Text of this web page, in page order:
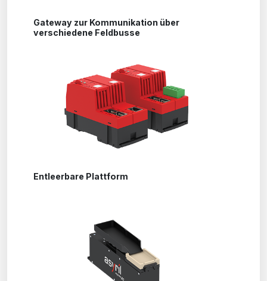
Gateway zur Kommunikation über
verschiedene Feldbusse
Entleerbare Plattform